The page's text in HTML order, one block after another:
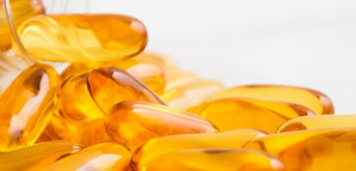
Portal de empleo
para profesionales
CEATIMEF
española de asociaciones